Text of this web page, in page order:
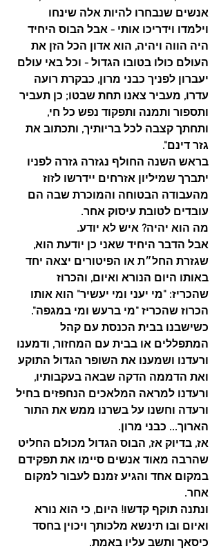
אנשים שנבחרו להיות אלה שינחו
וילמדו וידריכו אותי - אבל הבוס היחיד
היה הווה ויהיה, הוא אדון הכל הזן את
העולם כולו בטובו הגדול - וכל באי עולם
יעברון לפניך כבני מרון, כבקרת רועה
עדרו, מעביר צאנו תחת שבטו; כן תעביר
ותספור ותמנה ותפקוד נפש כל חי,
ותחתך קצבה לכל בריותיך, ותכתוב את
גזר דינם".
בראש השנה החולף נגזרה גזרה לפניו
יתברך שמיליון אזרחים יידרשו לזוז
מהעבודה הבטוחה והמוכרת שבה הם
עובדים לטובת עיסוק אחר.
מה הוא יהיה? איש לא יודע.
אבל הדבר היחיד שאני כן יודעת הוא,
שגזרת החל״ת או הפיטורים יצאה יחד
באותו היום הנורא ואיום, והכרוז
שהכריז: "מי יעני ומי יעשיר" הוא אותו
הכרוז שהכריז "מי ברעש ומי במגפה".
כשישבנו בבית הכנסת עם קהל
המתפללים או בבית עם המחזור, ודמענו
ורעדנו ושמענו את השופר הגדול התוקע
ואת הדממה הדקה שבאה בעקבותיו,
ורעדנו למראה המלאכים הנחפזים בחיל
ורעדה וחשנו על בשרנו ממש את התור
הארוך... כבני מרון.
אז, בדיוק אז, הבוס הגדול מכולם החליט
שהרבה מאוד אנשים סיימו את תפקידם
במקום אחד והגיע זמנם לעבור למקום
אחר.
ונתנה תוקף קדשו! היום, כי הוא נורא
ואיום ובו תינשא מלכותך ויכוין בחסד
כיסאך ותשב עליו באמת.